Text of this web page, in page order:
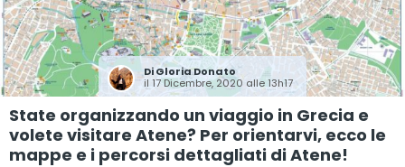
DiGloria Donato
il 17 Dicembre, 2020 alle 13h17
State organizzando un viaggio in Grecia e
volete visitare Atene? Per orientarvi, ecco le
mappe e i percorsi dettagliati di Atene!